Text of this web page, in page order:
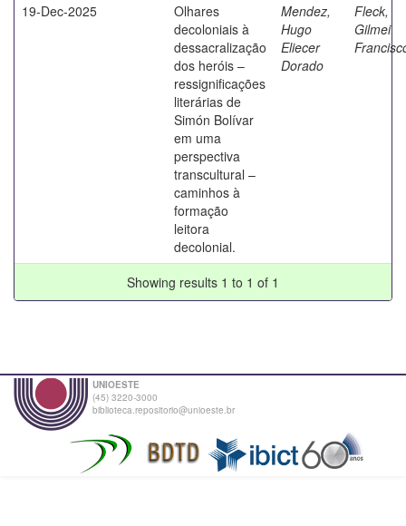
19-Dec-2025
Olhares
decoloniais à
dessacralização
dos heróis –
ressignificações
literárias de
Simón Bolívar
em uma
perspectiva
transcultural –
caminhos à
formação
leitora
decolonial.
Mendez,
Hugo
Eliecer
Dorado
Fleck,
Gilmei
Showing results 1 to 1 of 1
UNIOESTE
(45) 3220-3000
biblioteca.repositorio@unioeste.br